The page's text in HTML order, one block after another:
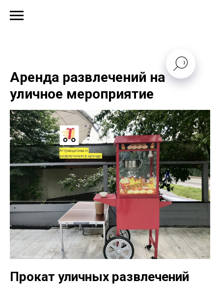
Аренда развлечений на
уличное мероприятие
Прокат уличных развлечений